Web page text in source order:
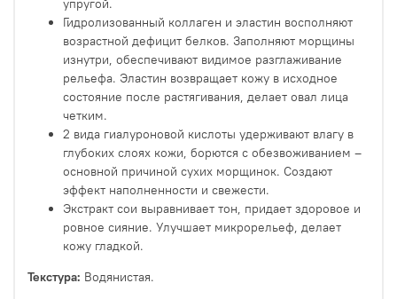
упругой.
Гидролизованный коллаген и эластин восполняют
возрастной дефицит белков. Заполняют морщины
изнутри, обеспечивают видимое разглаживание
рельефа. Эластин возвращает кожу в исходное
состояние после растягивания, делает овал лица
четким.
2 вида гиалуроновой кислоты удерживают влагу в
глубоких слоях кожи, борются с обезвоживанием –
основной причиной сухих морщинок. Создают
эффект наполненности и свежести.
Экстракт сои выравнивает тон, придает здоровое и
ровное сияние. Улучшает микрорельеф, делает
кожу гладкой.
Текстура: Водянистая.